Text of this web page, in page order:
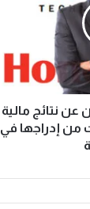
عن نتائج مالية
من إدراجها في